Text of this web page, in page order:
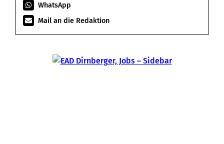
WhatsApp
Mail an die Redaktion